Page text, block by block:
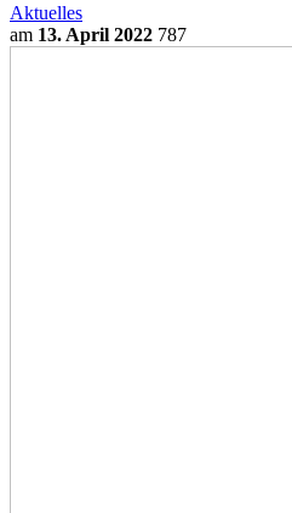
Aktuelles
am 13. April 2022 787